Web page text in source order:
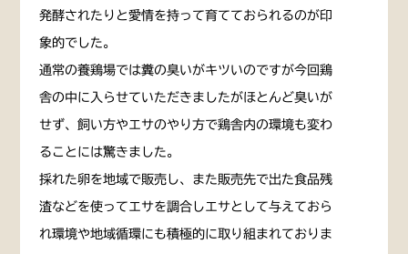
発酵されたりと愛情を持って育てておられるのが印
象的でした。
通常の養鶏場では糞の臭いがキツいのですが今回鶏
舎の中に入らせていただきましたがほとんど臭いが
せず、飼い方やエサのやり方で鶏舎内の環境も変わ
ることには驚きました。
採れた卵を地域で販売し、また販売先で出た食品残
渣などを使ってエサを調合しエサとして与えておら
れ環境や地域循環にも積極的に取り組まれておりま